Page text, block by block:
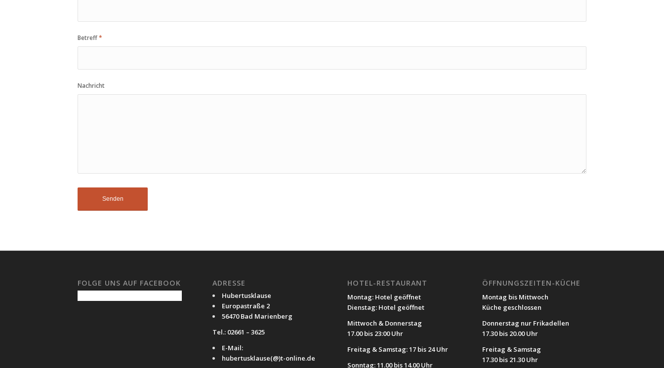
Betreff*
Nachricht
FOLGE UNS AUF FACEBOOK ADRESSE
Hubertusklause
Europastraße 2
56470 Bad Marienberg
Tel.: 02661 – 3625
E-Mail:
hubertusklause(@)t-online.de
HOTEL-RESTAURANT
Montag: Hotel geöffnet
Dienstag: Hotel geöffnet
Mittwoch & Donnerstag
17.00 bis 23:00 Uhr
Freitag & Samstag: 17 bis 24 Uhr
Sonntag: 11.00 bis 14.00 Uhr
ÖFFNUNGSZEITEN-KÜCHE
Montag bis Mittwoch
Küche geschlossen
Donnerstag nur Frikadellen
17.30 bis 20.00 Uhr
Freitag & Samstag
17.30 bis 21.30 Uhr